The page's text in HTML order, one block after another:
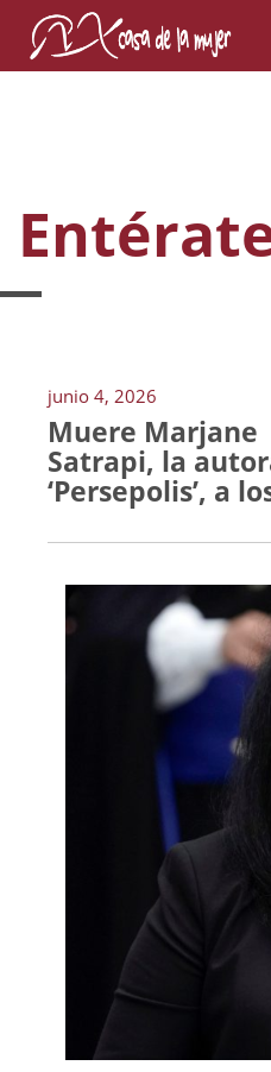
junio 4, 2026
Muere Marjane
Satrapi, la
‘Persepolis’, a